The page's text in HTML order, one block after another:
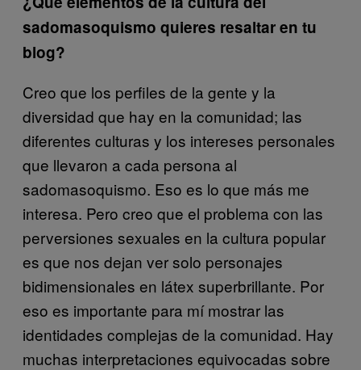
sadomasoquismo quieres resaltar en tu
blog?
Creo que los perfiles de la gente y la
diversidad que hay en la comunidad; las
diferentes culturas y los intereses personales
que llevaron a cada persona al
sadomasoquismo. Eso es lo que más me
interesa. Pero creo que el problema con las
perversiones sexuales en la cultura popular
es que nos dejan ver solo personajes
bidimensionales en látex superbrillante. Por
eso es importante para mí mostrar las
identidades complejas de la comunidad. Hay
muchas interpretaciones equivocadas sobre